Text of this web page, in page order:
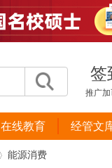
签
推广加
在线教育 经管文
能源消费